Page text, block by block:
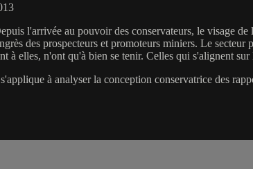
l'arrivée au pouvoir des conservateurs, le visage
des prospecteurs et promoteurs miniers. Le
à elles, n'ont qu'à bien se tenir. Celles qui s'alignent
à analyser la conception conservatrice des